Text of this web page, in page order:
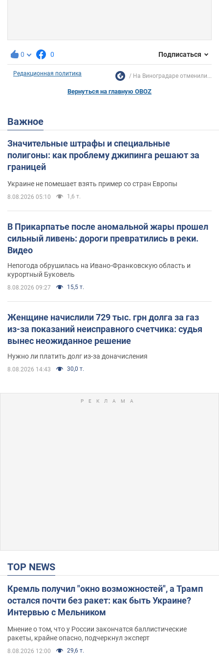
0 0 Подписаться
Редакционная политика На Виноградаре отменили...
Вернуться на главную OBOZ
Важное
Значительные штрафы и специальные
полигоны: как проблему джипинга решают за
границей
Украине не помешает взять пример со стран Европы
8.08.2026 05:10 1,6 т.
В Прикарпатье после аномальной жары прошел
сильный ливень: дороги превратились в реки.
Видео
Непогода обрушилась на Ивано-Франковскую область и
курортный Буковель
8.08.2026 09:27 15,5 т.
Женщине начислили 729 тыс. грн долга за газ
из-за показаний неисправного счетчика: судья
вынес неожиданное решение
Нужно ли платить долг из-за доначисления
8.08.2026 14:43 30,0 т.
TOP NEWS
Кремль получил "окно возможностей", а Трамп
остался почти без ракет: как быть Украине?
Интервью с Мельником
Мнение о том, что у России закончатся баллистические
ракеты, крайне опасно, подчеркнул эксперт
8.08.2026 12:00 29,6 т.